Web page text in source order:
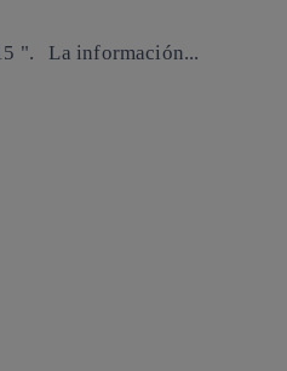
". La información...